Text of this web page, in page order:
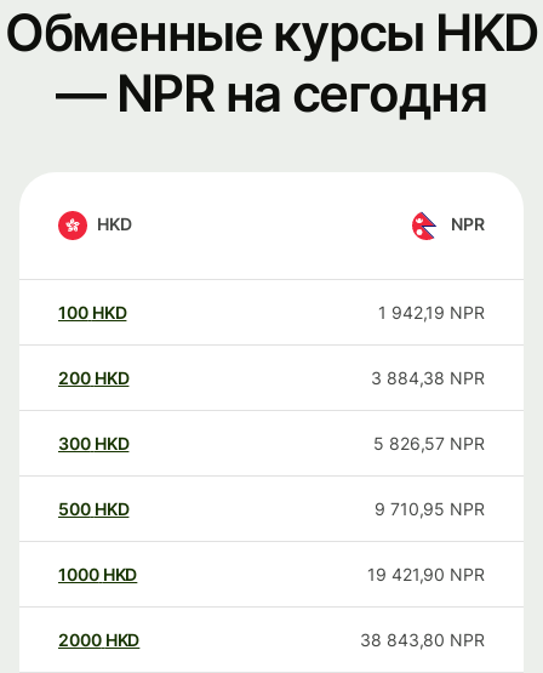
Обменные курсы HKD
— NPR на сегодня
HKD NPR
100 HKD 1 942,19 NPR
200 HKD 3 884,38 NPR
300 HKD 5 826,57 NPR
500 HKD 9 710,95 NPR
1000 HKD 19 421,90 NPR
2000 HKD 38 843,80 NPR